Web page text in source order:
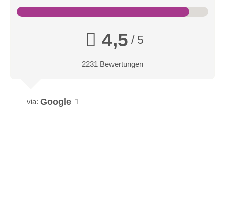
4,5 / 5
2231 Bewertungen
via: Google